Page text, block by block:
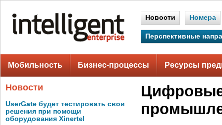
Новости Номера
Перспективные
Мобильность Бизнес-процессы Ресурсы
Новости
UserGate будет тестировать свои
решения при помощи
оборудования Xinertel
Цифровые